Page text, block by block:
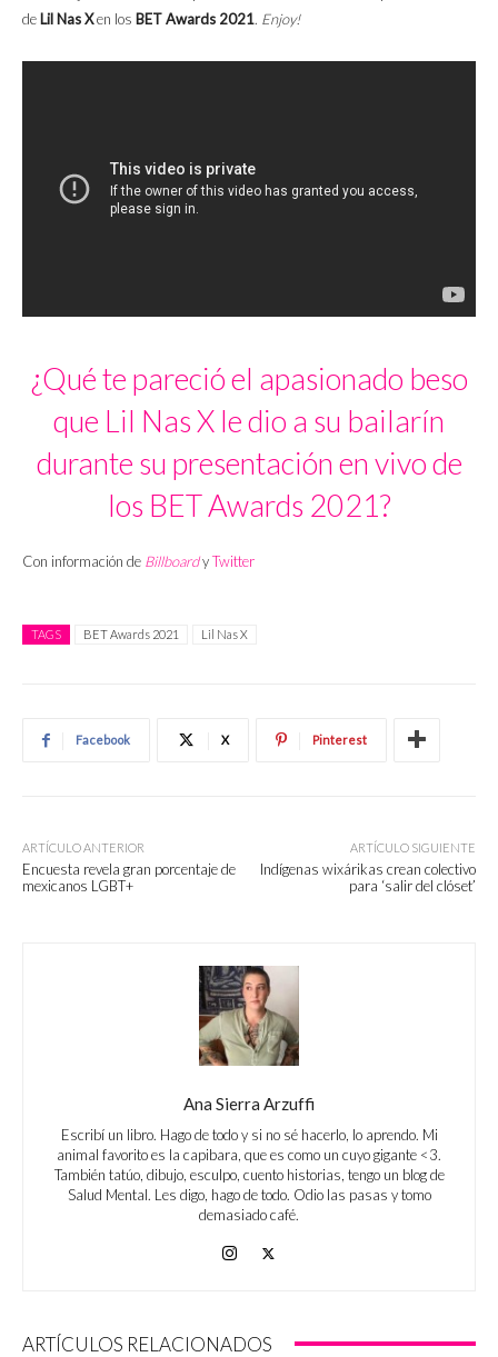
de Lil Nas Xen los BET Awards 2021. Enjoy!
¿Qué te pareció el apasionado beso
que Lil Nas X le dio a su bailarín
durante su presentación en vivo de
los BET Awards 2021?
Con información de BillboardyTwitter
TAGS BET Awards 2021 Lil Nas X
Facebook X Pinterest
ARTÍCULO ANTERIOR
Encuesta revela gran porcentaje de
mexicanos LGBT+
ARTÍCULO SIGUIENTE
Indígenas wixárikas crean colectivo
para ‘salir del clóset’
Ana Sierra Arzuffi
Escribí un libro. Hago de todo y si no sé hacerlo, lo aprendo. Mi
animal favorito es la capibara, que es como un cuyo gigante <3.
También tatúo, dibujo, esculpo, cuento historias, tengo un blog de
Salud Mental. Les digo, hago de todo. Odio las pasas y tomo
demasiado café.
ARTÍCULOS RELACIONADOS